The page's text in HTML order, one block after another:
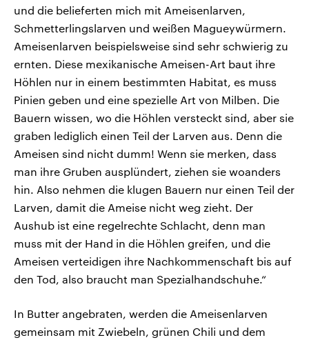
und die belieferten mich mit Ameisenlarven,
Schmetterlingslarven und weißen Magueywürmern.
Ameisenlarven beispielsweise sind sehr schwierig zu
ernten. Diese mexikanische Ameisen-Art baut ihre
Höhlen nur in einem bestimmten Habitat, es muss
Pinien geben und eine spezielle Art von Milben. Die
Bauern wissen, wo die Höhlen versteckt sind, aber sie
graben lediglich einen Teil der Larven aus. Denn die
Ameisen sind nicht dumm! Wenn sie merken, dass
man ihre Gruben ausplündert, ziehen sie woanders
hin. Also nehmen die klugen Bauern nur einen Teil der
Larven, damit die Ameise nicht weg zieht. Der
Aushub ist eine regelrechte Schlacht, denn man
muss mit der Hand in die Höhlen greifen, und die
Ameisen verteidigen ihre Nachkommenschaft bis auf
den Tod, also braucht man Spezialhandschuhe.“
In Butter angebraten, werden die Ameisenlarven
gemeinsam mit Zwiebeln, grünen Chili und dem